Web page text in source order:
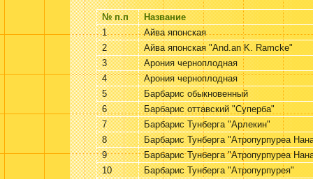
№ п.п
Название
1
Айва японская
2
Айва японская "And.an K. Ramcke"
3
Арония черноплодная
4
Арония черноплодная
5
Барбарис обыкновенный
6
Барбарис оттавский "Суперба"
7
Барбарис Тунберга "Арлекин"
8
Барбарис Тунберга "Атропурпуреа
9
Барбарис Тунберга "Атропурпуреа
10
Барбарис Тунберга "Атропурпурея"